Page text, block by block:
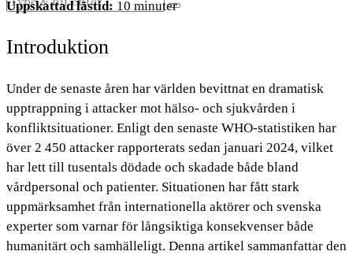
Uppskattad lästid: 10 minuter
Introduktion
Under de senaste åren har världen bevittnat en dramatisk
upptrappning i attacker mot hälso- och sjukvården i
konfliktsituationer. Enligt den senaste WHO-statistiken har
över 2 450 attacker rapporterats sedan januari 2024, vilket
har lett till tusentals dödade och skadade både bland
vårdpersonal och patienter. Situationen har fått stark
uppmärksamhet från internationella aktörer och svenska
experter som varnar för långsiktiga konsekvenser både
humanitärt och samhälleligt. Denna artikel sammanfattar den